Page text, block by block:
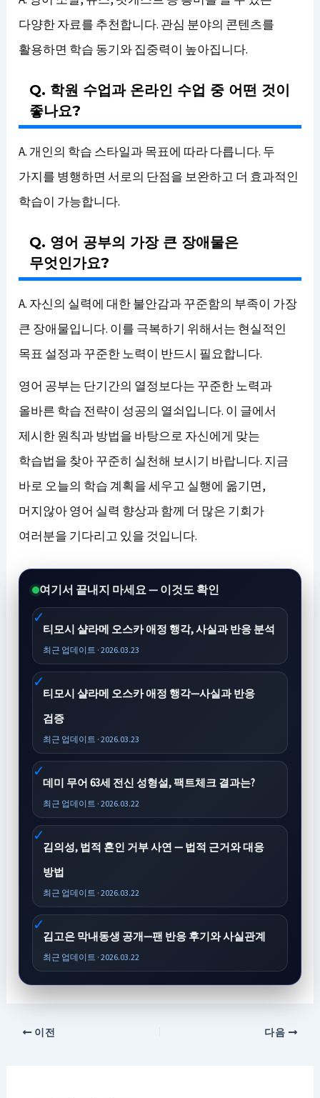
다양한 자료를 추천합니다. 관심 분야의 콘텐츠를
활용하면 학습 동기와 집중력이 높아집니다.
Q. 학원 수업과 온라인 수업 중 어떤 것이
좋나요?
A. 개인의 학습 스타일과 목표에 따라 다릅니다. 두
가지를 병행하면 서로의 단점을 보완하고 더 효과적인
학습이 가능합니다.
Q. 영어 공부의 가장 큰 장애물은
무엇인가요?
A. 자신의 실력에 대한 불안감과 꾸준함의 부족이 가장
큰 장애물입니다. 이를 극복하기 위해서는 현실적인
목표 설정과 꾸준한 노력이 반드시 필요합니다.
영어 공부는 단기간의 열정보다는 꾸준한 노력과
올바른 학습 전략이 성공의 열쇠입니다. 이 글에서
제시한 원칙과 방법을 바탕으로 자신에게 맞는
학습법을 찾아 꾸준히 실천해 보시기 바랍니다. 지금
바로 오늘의 학습 계획을 세우고 실행에 옮기면,
머지않아 영어 실력 향상과 함께 더 많은 기회가
여러분을 기다리고 있을 것입니다.
여기서 끝내지 마세요 — 이것도 확인
티모시 샬라메 오스카 애정 행각, 사실과 반응 분석
최근 업데이트 · 2026.03.23
티모시 샬라메 오스카 애정 행각—사실과 반응
검증
최근 업데이트 · 2026.03.23
데미 무어 63세 전신 성형설, 팩트체크 결과는?
최근 업데이트 · 2026.03.22
김의성, 법적 혼인 거부 사연 — 법적 근거와 대응
방법
최근 업데이트 · 2026.03.22
김고은 막내동생 공개—팬 반응 후기와 사실관계
최근 업데이트 · 2026.03.22
이전 다음